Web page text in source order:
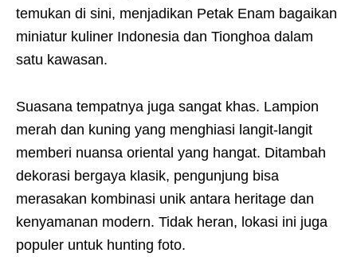
temukan di sini, menjadikan Petak Enam bagaikan
miniatur kuliner Indonesia dan Tionghoa dalam
satu kawasan.
Suasana tempatnya juga sangat khas. Lampion
merah dan kuning yang menghiasi langit-langit
memberi nuansa oriental yang hangat. Ditambah
dekorasi bergaya klasik, pengunjung bisa
merasakan kombinasi unik antara heritage dan
kenyamanan modern. Tidak heran, lokasi ini juga
populer untuk hunting foto.